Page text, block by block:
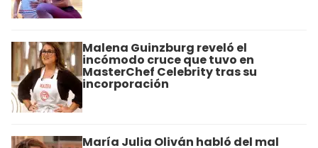
Malena Guinzburg reveló el
incómodo cruce que tuvo en
MasterChef Celebrity tras su
incorporación
María Julia Oliván habló del mal